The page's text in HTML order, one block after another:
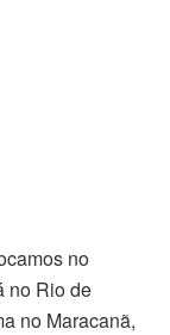
no
no Rio de
no Maracanã,